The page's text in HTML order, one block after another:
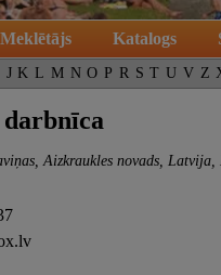
Meklētājs Katalogs
J K L M N O P R S T U V Z
Aizkraukles novads, Latvija,